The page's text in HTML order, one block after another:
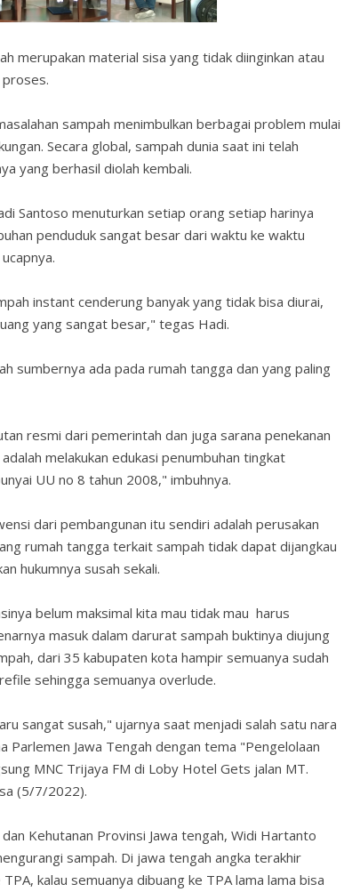
merupakan material sisa yang tidak diinginkan atau
sampah menimbulkan berbagai problem mulai
Secara global, sampah dunia saat ini telah
yang berhasil diolah kembali.
Santoso menuturkan setiap orang setiap harinya
penduduk sangat besar dari waktu ke waktu
instant cenderung banyak yang tidak bisa diurai,
yang sangat besar," tegas Hadi.
sumbernya ada pada rumah tangga dan yang paling
resmi dari pemerintah dan juga sarana penekanan
melakukan edukasi penumbuhan tingkat
UU no 8 tahun 2008," imbuhnya.
dari pembangunan itu sendiri adalah perusakan
rumah tangga terkait sampah tidak dapat dijangkau
hukumnya susah sekali.
belum maksimal kita mau tidak mau harus
masuk dalam darurat sampah buktinya diujung
dari 35 kabupaten kota hampir semuanya sudah
sehingga semuanya overlude.
sangat susah," ujarnya saat menjadi salah satu nara
Jawa Tengah dengan tema "Pengelolaan
MNC Trijaya FM di Loby Hotel Gets jalan MT.
(5/7/2022).
Kehutanan Provinsi Jawa tengah, Widi Hartanto
sampah. Di jawa tengah angka terakhir
kalau semuanya dibuang ke TPA lama lama bisa